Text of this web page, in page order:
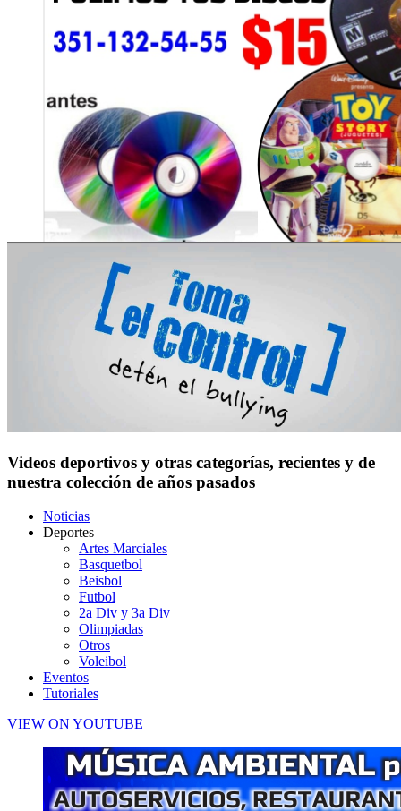
Videos deportivos y otras categorías, recientes y de
nuestra colección de años pasados
Noticias
Deportes
Artes Marciales
Basquetbol
Beisbol
Futbol
2a Div y 3a Div
Olimpiadas
Otros
Voleibol
Eventos
Tutoriales
VIEW ON YOUTUBE